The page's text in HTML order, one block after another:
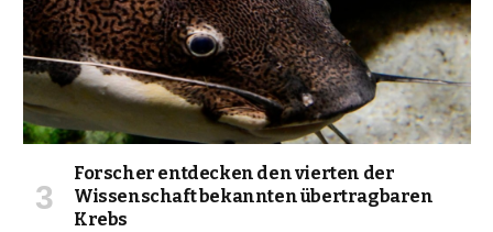
Forscher entdecken den vierten der
Wissenschaft bekannten übertragbaren
Krebs